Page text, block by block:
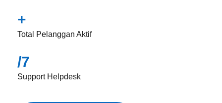
+
Total Pelanggan Aktif
/7
Support Helpdesk